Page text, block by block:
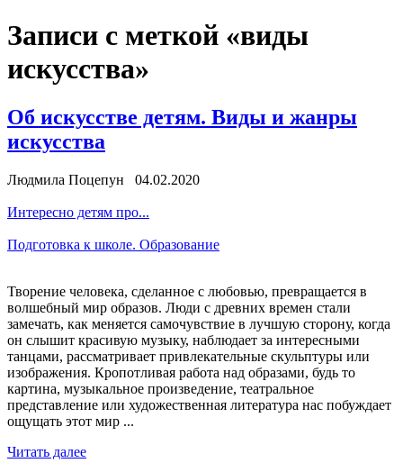
Записи с меткой «виды
искусства»
Об искусстве детям. Виды и жанры
искусства
Людмила Поцепун 04.02.2020
Интересно детям про...
Подготовка к школе. Образование
Творение человека, сделанное с любовью, превращается в
волшебный мир образов. Люди с древних времен стали
замечать, как меняется самочувствие в лучшую сторону, когда
он слышит красивую музыку, наблюдает за интересными
танцами, рассматривает привлекательные скульптуры или
изображения. Кропотливая работа над образами, будь то
картина, музыкальное произведение, театральное
представление или художественная литература нас побуждает
ощущать этот мир ...
Читать далее